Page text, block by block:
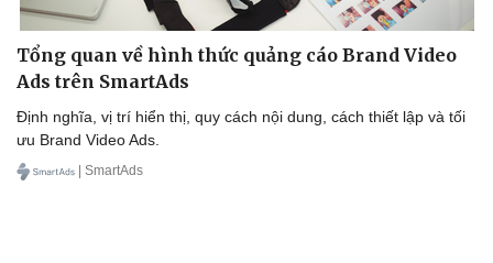
Tổng quan về hình thức quảng cáo Brand Video
Ads trên SmartAds
Định nghĩa, vị trí hiển thị, quy cách nội dung, cách thiết lập và tối
ưu Brand Video Ads.
| SmartAds